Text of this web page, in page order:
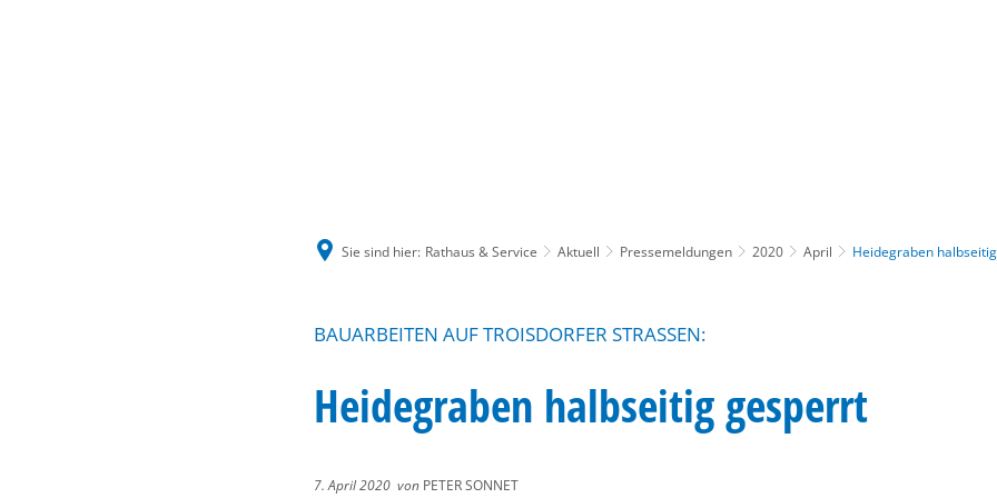
Sie sind hier: Rathaus & Service Aktuell Pressemeldungen 2020 April Heidegraben
BAUARBEITEN AUF TROISDORFER STRASSEN:
Heidegraben halbseitig gesperrt
7. April 2020 von PETER SONNET